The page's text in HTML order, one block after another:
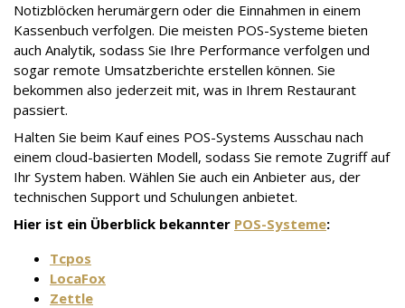
Notizblöcken herumärgern oder die Einnahmen in einem
Kassenbuch verfolgen. Die meisten POS-Systeme bieten
auch Analytik, sodass Sie Ihre Performance verfolgen und
sogar remote Umsatzberichte erstellen können. Sie
bekommen also jederzeit mit, was in Ihrem Restaurant
passiert.
Halten Sie beim Kauf eines POS-Systems Ausschau nach
einem cloud-basierten Modell, sodass Sie remote Zugriff auf
Ihr System haben. Wählen Sie auch ein Anbieter aus, der
technischen Support und Schulungen anbietet.
Hier ist ein Überblick bekannter POS-Systeme:
Tcpos
LocaFox
Zettle